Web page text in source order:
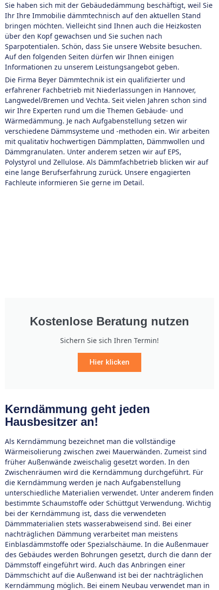
Sie haben sich mit der Gebäudedämmung beschäftigt, weil Sie
Ihr Ihre Immobilie dämmtechnisch auf den aktuellen Stand
bringen möchten. Vielleicht sind Ihnen auch die Heizkosten
über den Kopf gewachsen und Sie suchen nach
Sparpotentialen. Schön, dass Sie unsere Website besuchen.
Auf den folgenden Seiten dürfen wir Ihnen einigen
Informationen zu unserem Leistungsangebot geben.
Die Firma Beyer Dämmtechnik ist ein qualifizierter und
erfahrener Fachbetrieb mit Niederlassungen in Hannover,
Langwedel/Bremen und Vechta. Seit vielen Jahren schon sind
wir Ihre Experten rund um die Themen Gebäude- und
Wärmedämmung. Je nach Aufgabenstellung setzen wir
verschiedene Dämmsysteme und -methoden ein. Wir arbeiten
mit qualitativ hochwertigen Dämmplatten, Dämmwollen und
Dämmgranulaten. Unter anderem setzen wir auf EPS,
Polystyrol und Zellulose. Als Dämmfachbetrieb blicken wir auf
eine lange Berufserfahrung zurück. Unsere engagierten
Fachleute informieren Sie gerne im Detail.
Kostenlose Beratung nutzen
Sichern Sie sich Ihren Termin!
Hier klicken
Kerndämmung geht jeden
Hausbesitzer an!
Als Kerndämmung bezeichnet man die vollständige
Wärmeisolierung zwischen zwei Mauerwänden. Zumeist sind
früher Außenwände zweischalig gesetzt worden. In den
Zwischenräumen wird die Kerndämmung durchgeführt. Für
die Kerndämmung werden je nach Aufgabenstellung
unterschiedliche Materialien verwendet. Unter anderem finden
bestimmte Schaumstoffe oder Schüttgut Verwendung. Wichtig
bei der Kerndämmung ist, dass die verwendeten
Dämmmaterialien stets wasserabweisend sind. Bei einer
nachträglichen Dämmung verarbeitet man meistens
Einblasdämmstoffe oder Spezialschäume. In die Außenmauer
des Gebäudes werden Bohrungen gesetzt, durch die dann der
Dämmstoff eingeführt wird. Auch das Anbringen einer
Dämmschicht auf die Außenwand ist bei der nachträglichen
Kerndämmung möglich. Bei einem Neubau verwendet man in